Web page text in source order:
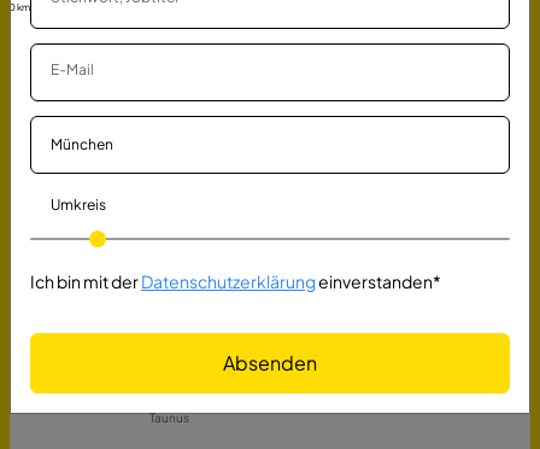
Gustav Berning GmbH & Co. KG
Mintraching
Pädagogische Fachkräfte (m/w/d) in Teilzeit
Kinderbetreuung im Taunus (KiT) GmbH
Taunus
Umkreis
30 km
Ich bin mit derDatenschutzerklärungeinverstanden*
Absenden